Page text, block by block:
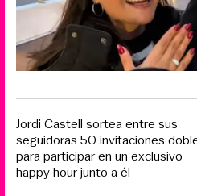
Jordi Castell sortea entre sus
seguidoras 50 invitaciones
para participar en un exclusivo
happy hour junto a él